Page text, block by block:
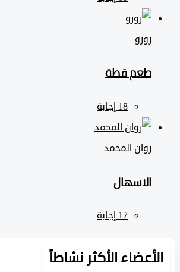
طعم قطة
روان المحمد
الاسهال
الأكثر نشاطاً